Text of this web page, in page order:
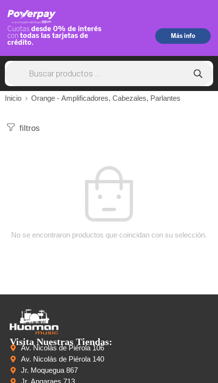
Inicio Orange - Amplificadores, Cabezales, Parlantes
filtros
No se encontraron productos que coincidan con su selección.
Visita Nuestras Tiendas:
Av. Nicolás de Piérola 106
Av. Nicolás de Piérola 140
Jr. Moquegua 867
Jr. Angaraes 713